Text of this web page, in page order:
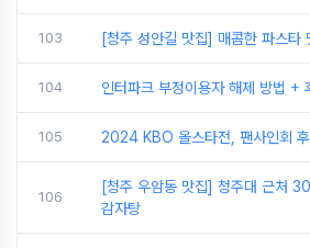
103 [청주 성안길 맛집] 매콤한 파스타
104 인터파크 부정이용자 해제 방법 +
105 2024 KBO 올스타전, 팬사인회
106
[청주 우암동 맛집] 청주대 근처
감자탕